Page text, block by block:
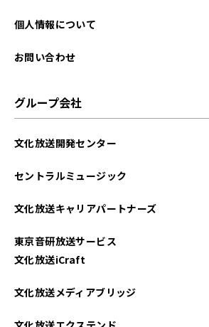
2023年12月
2023年01月
2022年03月
2022年01月
個人情報について
お問い合わせ
グループ会社
文化放送開発センター
セントラルミュージック
文化放送キャリアパートナーズ
東京音研放送サービス
文化放送iCraft
文化放送メディアブリッジ